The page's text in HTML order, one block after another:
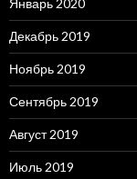
Январь 2020
Декабрь 2019
Ноябрь 2019
Сентябрь 2019
Август 2019
Июль 2019